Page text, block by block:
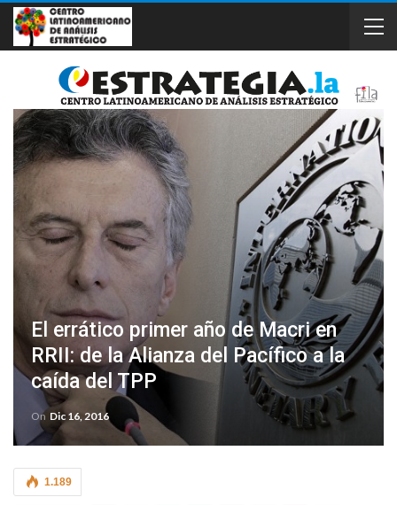
El errático primer año de Macri en
RRII: de la Alianza del Pacífico a la
caída del TPP
On Dic 16, 2016
1.189